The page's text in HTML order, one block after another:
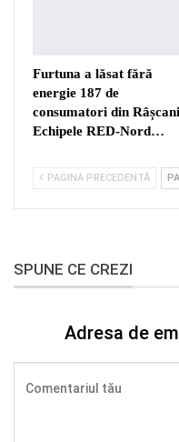
Furtuna a lăsat fără
energie 187 de
consumatori din
Echipele RED-Nord…
PAGINA PRECEDENTĂ
SPUNE CE CREZI
Adresa de